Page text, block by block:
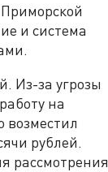
и система
Из-за угрозы
на
возместил
рублей.
рассмотрения